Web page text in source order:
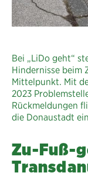
Bei „LiDo geht“
Hindernisse beim
Mittelpunkt. Mit
2023
Rückmeldungen
die Donaustadt
Zu-Fuß-